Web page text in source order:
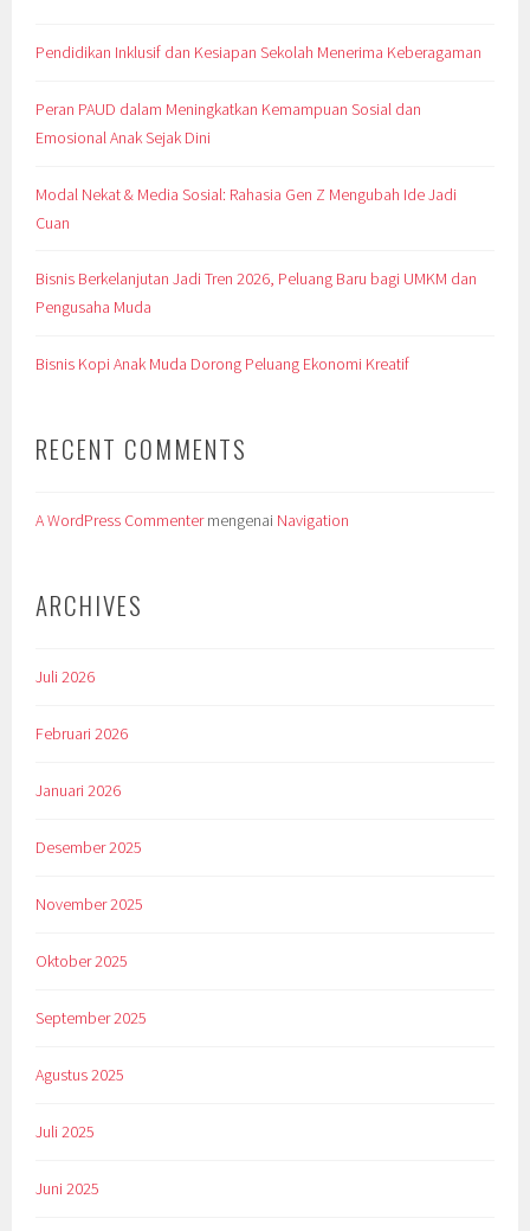
Pendidikan Inklusif dan Kesiapan Sekolah Menerima Keberagaman
Peran PAUD dalam Meningkatkan Kemampuan Sosial dan
Emosional Anak Sejak Dini
Modal Nekat & Media Sosial: Rahasia Gen Z Mengubah Ide Jadi
Cuan
Bisnis Berkelanjutan Jadi Tren 2026, Peluang Baru bagi UMKM dan
Pengusaha Muda
Bisnis Kopi Anak Muda Dorong Peluang Ekonomi Kreatif
RECENT COMMENTS
A WordPress Commentermengenai Navigation
ARCHIVES
Juli 2026
Februari 2026
Januari 2026
Desember 2025
November 2025
Oktober 2025
September 2025
Agustus 2025
Juli 2025
Juni 2025